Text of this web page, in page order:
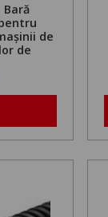
de
de
de la